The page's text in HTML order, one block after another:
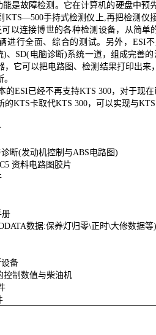
能是故障检测。它在计算机的硬盘中预
KTS—500手持式检测仪上,再把检测仪
可以连接博世的各种检测设备，从简单
进行全面、综合的测试。另外， ESI
)、 SD(电脑诊断)系统一道，组成完善
，它可以把电路图、检测结果打印出
的ESI 已经不再支持KTS 300，对于现
的KTS卡取代KTS 300，可以实现与
断(发动机控制与ABS电路图)
资料电路图胶片
册
数据:保养灯归零\正时\大修数据等
备
控制数值与柴油机